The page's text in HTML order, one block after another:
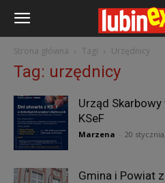
Strona główna Tagi Urzędnicy
Tag: urzędnicy
Urząd
KSeF
Marzena 20
Gmina i Powiat